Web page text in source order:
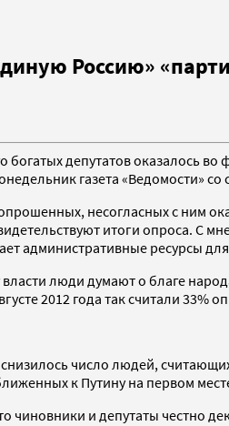
Россию»
депутатов оказалось
газета «Ведомости»
несогласных с ним
итоги опроса. С
административные ресурсы
люди думают о благе
2012 года так считали 33%
снизилось число людей,
к Путину на первом
чиновники и депутаты честно